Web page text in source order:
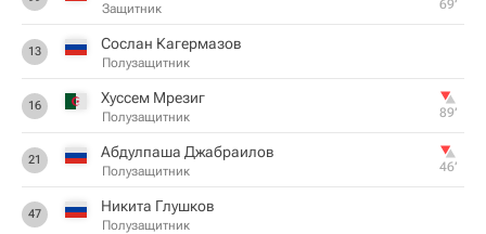
Защитник 69‎’‎
13 Сослан Кагермазов
Полузащитник
16 Хуссем Мрезиг
Полузащитник 89‎’‎
21 Абдулпаша Джабраилов
Полузащитник 46‎’‎
47 Никита Глушков
Полузащитник